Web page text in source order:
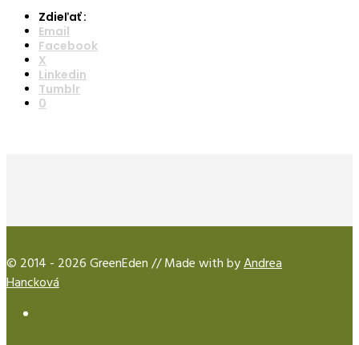
Zdieľať :
Email
Facebook
X
Linkedin
Tumblr
0
© 2014 - 2026 GreenEden // Made withbyAndrea
Hancková